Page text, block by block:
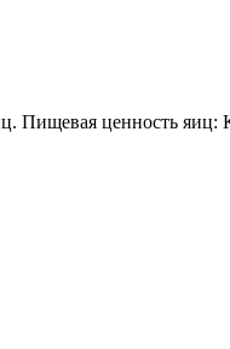
Пищевая ценность яиц: